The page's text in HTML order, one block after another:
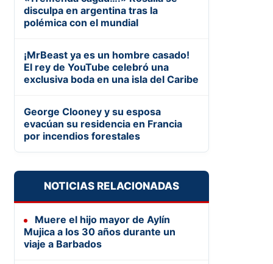
disculpa en argentina tras la
polémica con el mundial
¡MrBeast ya es un hombre casado!
El rey de YouTube celebró una
exclusiva boda en una isla del Caribe
George Clooney y su esposa
evacúan su residencia en Francia
por incendios forestales
NOTICIAS RELACIONADAS
Muere el hijo mayor de Aylín
Mujica a los 30 años durante un
viaje a Barbados